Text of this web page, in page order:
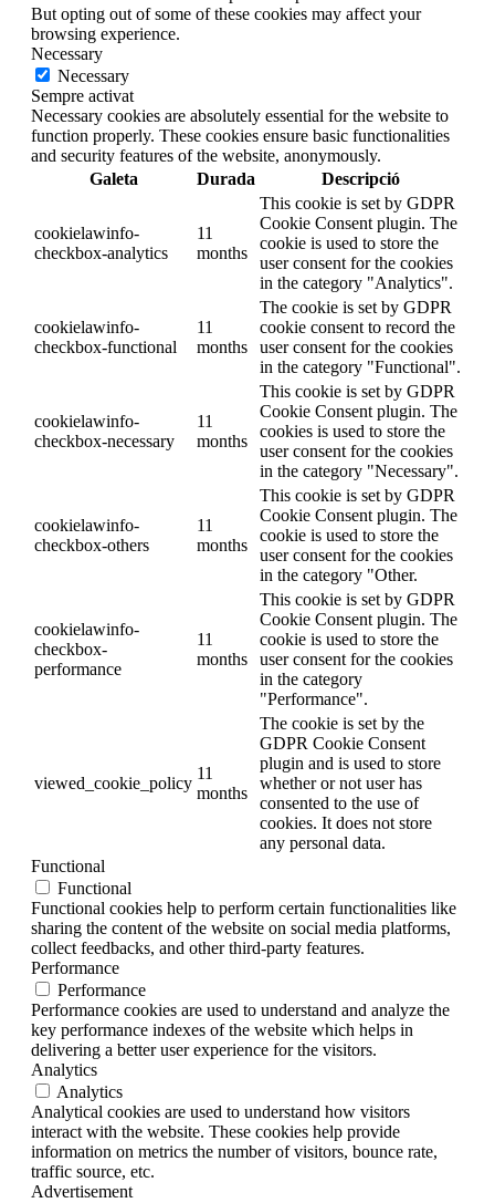
But opting out of some of these cookies may affect your
browsing experience.
Necessary
Necessary
Sempre activat
Necessary cookies are absolutely essential for the website to
function properly. These cookies ensure basic functionalities
and security features of the website, anonymously.
Galeta
Durada Descripció
cookielawinfo-
checkbox-analytics
11
months
This cookie is set by GDPR
Cookie Consent plugin. The
cookie is used to store the
user consent for the cookies
in the category "Analytics".
cookielawinfo-
checkbox-functional
11
months
The cookie is set by GDPR
cookie consent to record the
user consent for the cookies
in the category "Functional".
cookielawinfo-
checkbox-necessary
11
months
This cookie is set by GDPR
Cookie Consent plugin. The
cookies is used to store the
user consent for the cookies
in the category "Necessary".
cookielawinfo-
checkbox-others
11
months
This cookie is set by GDPR
Cookie Consent plugin. The
cookie is used to store the
user consent for the cookies
in the category "Other.
cookielawinfo-
checkbox-
performance
11
months
This cookie is set by GDPR
Cookie Consent plugin. The
cookie is used to store the
user consent for the cookies
in the category
"Performance".
viewed_cookie_policy
11
months
The cookie is set by the
GDPR Cookie Consent
plugin and is used to store
whether or not user has
consented to the use of
cookies. It does not store
any personal data.
Functional
Functional
Functional cookies help to perform certain functionalities like
sharing the content of the website on social media platforms,
collect feedbacks, and other third-party features.
Performance
Performance
Performance cookies are used to understand and analyze the
key performance indexes of the website which helps in
delivering a better user experience for the visitors.
Analytics
Analytics
Analytical cookies are used to understand how visitors
interact with the website. These cookies help provide
information on metrics the number of visitors, bounce rate,
traffic source, etc.
Advertisement